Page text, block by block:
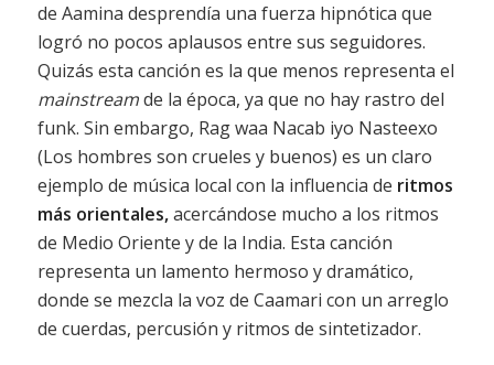
de Aamina desprendía una fuerza hipnótica que
logró no pocos aplausos entre sus seguidores.
Quizás esta canción es la que menos representa el
mainstreamde la época, ya que no hay rastro del
funk. Sin embargo, Rag waa Nacab iyo Nasteexo
(Los hombres son crueles y buenos) es un claro
ejemplo de música local con la influencia de ritmos
más orientales,acercándose mucho a los ritmos
de Medio Oriente y de la India. Esta canción
representa un lamento hermoso y dramático,
donde se mezcla la voz de Caamari con un arreglo
de cuerdas, percusión y ritmos de sintetizador.